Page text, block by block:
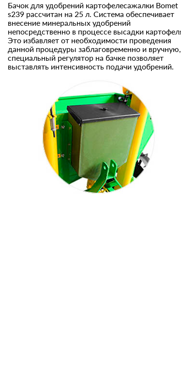
Бачок для удобрений картофелесажалки Bomet
s239 рассчитан на 25 л. Система обеспечивает
внесение минеральных удобрений
непосредственно в процессе высадки
Это избавляет от необходимости проведения
данной процедуры заблаговременно и
специальный регулятор на бачке позволяет
выставлять интенсивность подачи удобрений.